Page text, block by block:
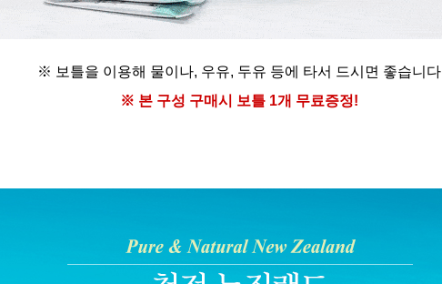
※ 보틀을 이용해 물이나, 우유, 두유 등에 타서 드시면 좋습니다
※ 본 구성 구매시 보틀 1개 무료증정!